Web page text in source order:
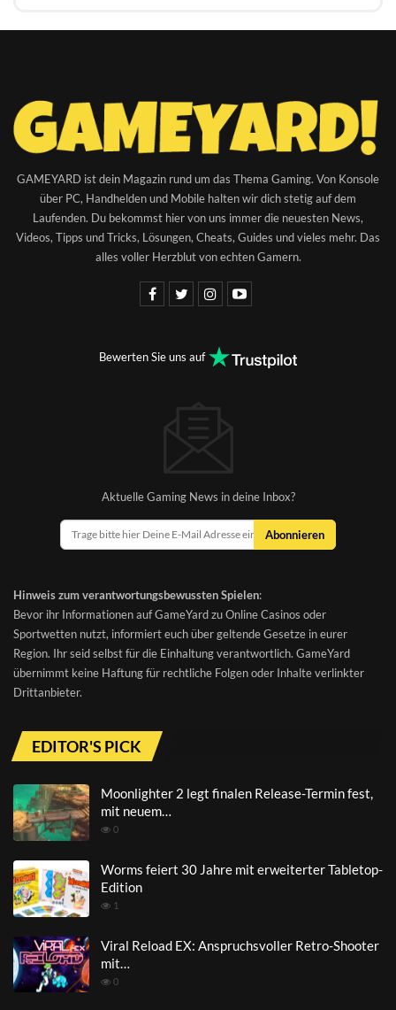
GAMEYARD ist dein Magazin rund um das Thema Gaming. Von Konsole
über PC, Handhelden und Mobile halten wir dich stetig auf dem
Laufenden. Du bekommst hier von uns immer die neuesten News,
Videos, Tipps und Tricks, Lösungen, Cheats, Guides und vieles mehr. Das
alles voller Herzblut von echten Gamern.
Bewerten Sie uns auf
Aktuelle Gaming News in deine Inbox?
Abonnieren
Hinweis zum verantwortungsbewussten Spielen:
Bevor ihr Informationen auf GameYard zu Online Casinos oder
Sportwetten nutzt, informiert euch über geltende Gesetze in eurer
Region. Ihr seid selbst für die Einhaltung verantwortlich. GameYard
übernimmt keine Haftung für rechtliche Folgen oder Inhalte verlinkter
Drittanbieter.
EDITOR'S PICK
Moonlighter 2 legt finalen Release-Termin fest,
mit neuem…
0
Worms feiert 30 Jahre mit erweiterter Tabletop-
Edition
1
Viral Reload EX: Anspruchsvoller Retro-Shooter
mit…
0